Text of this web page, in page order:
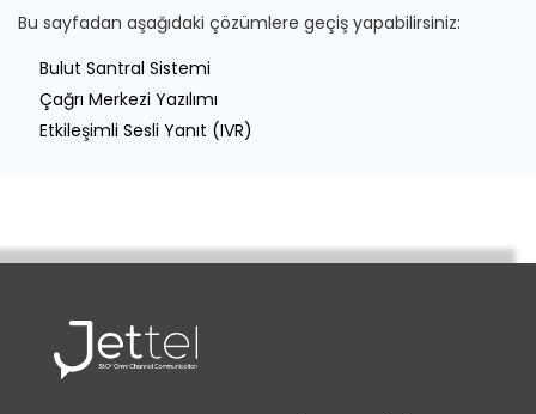
Bu sayfadan aşağıdaki çözümlere geçiş yapabilirsiniz:
Bulut Santral Sistemi
Çağrı Merkezi Yazılımı
Etkileşimli Sesli Yanıt (IVR)